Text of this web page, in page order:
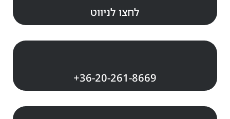
לחצו לניווט
+36-20-261-8669